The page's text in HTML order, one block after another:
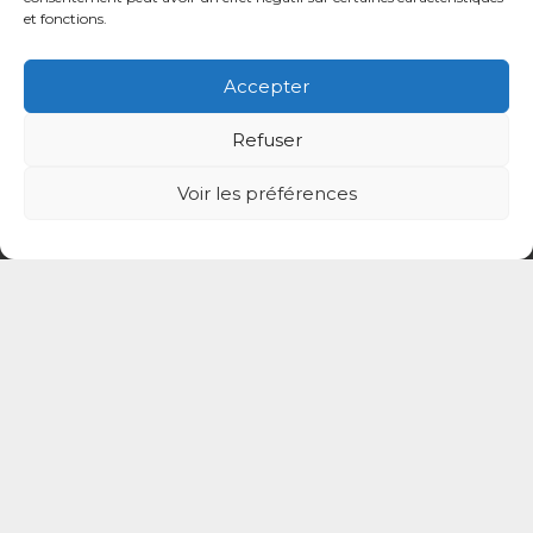
et fonctions.
Accepter
Refuser
Voir les préférences